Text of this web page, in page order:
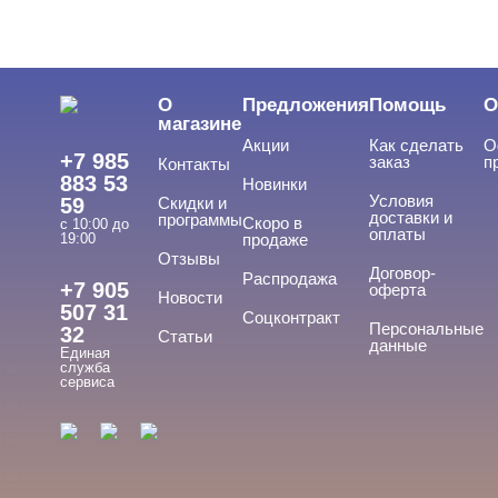
Cвернуть
База
База жесткая
+7 985
883 53
59
с 10:00 до
19:00
+7 905
507 31
32
Единая
служба
сервиса
О
магазине
Контакты
Скидки и
программы
Отзывы
Новости
Статьи
Предложения
Акции
Новинки
Скоро в
продаже
Распродажа
Соцконтракт
Помощь
Как сделать
заказ
Условия
доставки и
оплаты
Договор-
оферта
Персональные
данные